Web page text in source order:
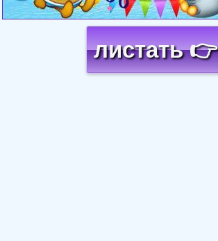
листать 👉